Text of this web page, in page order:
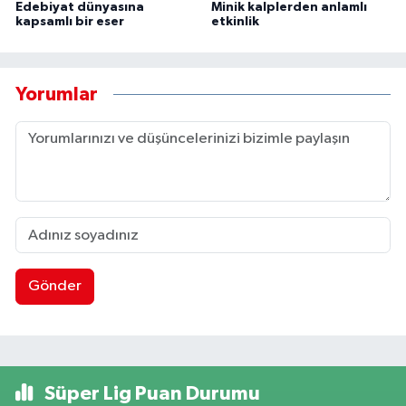
Edebiyat dünyasına
kapsamlı bir eser
Minik kalplerden anlamlı
etkinlik
Yorumlar
Gönder
Süper Lig Puan Durumu